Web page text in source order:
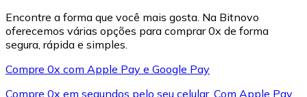
Encontre a forma que você mais gosta. Na Bitnovo
oferecemos várias opções para comprar 0x de forma
segura, rápida e simples.
Compre 0x com Apple Pay e Google Pay
Compre 0x em segundos pelo seu celular. Com Apple Pay